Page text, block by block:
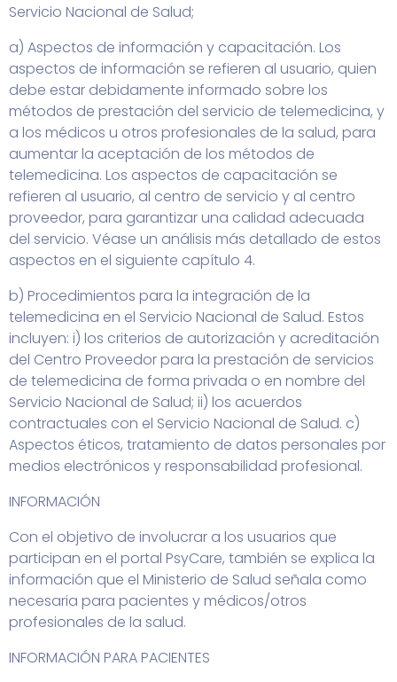
Servicio Nacional de Salud;
a) Aspectos de información y capacitación. Los
aspectos de información se refieren al usuario, quien
debe estar debidamente informado sobre los
métodos de prestación del servicio de telemedicina, y
a los médicos u otros profesionales de la salud, para
aumentar la aceptación de los métodos de
telemedicina. Los aspectos de capacitación se
refieren al usuario, al centro de servicio y al centro
proveedor, para garantizar una calidad adecuada
del servicio. Véase un análisis más detallado de estos
aspectos en el siguiente capítulo 4.
b) Procedimientos para la integración de la
telemedicina en el Servicio Nacional de Salud. Estos
incluyen: i) los criterios de autorización y acreditación
del Centro Proveedor para la prestación de servicios
de telemedicina de forma privada o en nombre del
Servicio Nacional de Salud; ii) los acuerdos
contractuales con el Servicio Nacional de Salud. c)
Aspectos éticos, tratamiento de datos personales por
medios electrónicos y responsabilidad profesional.
INFORMACIÓN
Con el objetivo de involucrar a los usuarios que
participan en el portal PsyCare, también se explica la
información que el Ministerio de Salud señala como
necesaria para pacientes y médicos/otros
profesionales de la salud.
INFORMACIÓN PARA PACIENTES